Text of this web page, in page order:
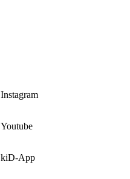
Instagram
Youtube
kiD-App